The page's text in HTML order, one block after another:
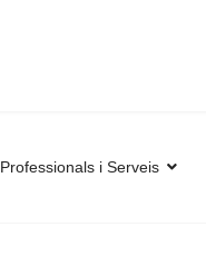
Professionals i Serveis